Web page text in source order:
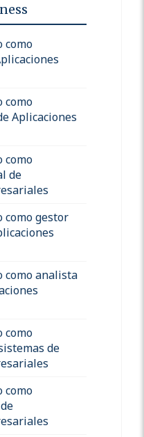
como
como
Aplicaciones
como
de
como gestor
como analista
como
de
como